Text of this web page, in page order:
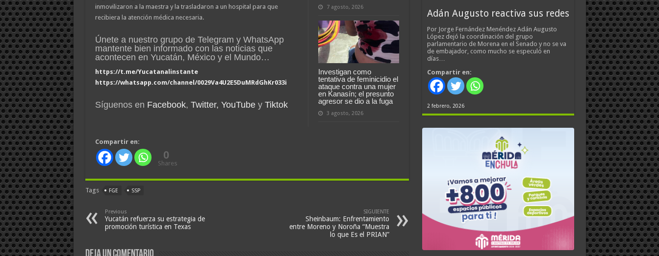
7 agosto, 2026
Investigan como
tentativa de feminicidio el
ataque contra una mujer
en Kanasín; el presunto
agresor se dio a la fuga
3 agosto, 2026
inmovilizaron a la maestra y la trasladaron a un hospital para que
recibiera la atención médica necesaria.
Únete a nuestro grupo de Telegram y WhatsApp
mantente bien informado con las noticias que
acontecen en Yucatán, México y el Mundo…
https://t.me/Yucatanalinstante
https://whatsapp.com/channel/0029Va4U2E5DuMRdGhKr033i
Síguenos en Facebook, Twitter, YouTubey Tiktok
Compartir en:
0
Shares
Tags FGE SSP
Previous
Yucatán refuerza su estrategia de
promoción turística en Texas
SIGUIENTE
Sheinbaum: Enfrentamiento
entre Moreno y Noroña “Muestra
lo que Es el PRIAN”
Adán Augusto reactiva sus redes
Por Jorge Fernández Menéndez Adán Augusto
López dejó la coordinación del grupo
parlamentario de Morena en el Senado y no se va
de embajador, como mucho se especuló en
días…
Compartir en:
2 febrero, 2026